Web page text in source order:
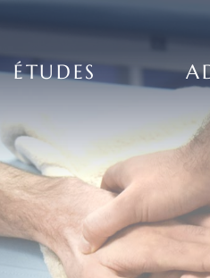
ÉTUDES